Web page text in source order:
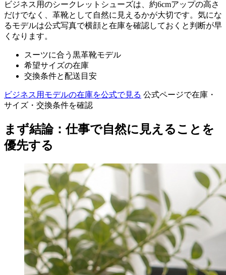
ビジネス用のシークレットシューズは、約6cmアップの高さ
だけでなく、革靴として自然に見えるかが大切です。気にな
るモデルは公式写真で横顔と在庫を確認しておくと判断が早
くなります。
スーツに合う黒革靴モデル
希望サイズの在庫
交換条件と配送目安
ビジネス用モデルの在庫を公式で見る 公式ページで在庫・
サイズ・交換条件を確認
まず結論：仕事で自然に見えることを
優先する